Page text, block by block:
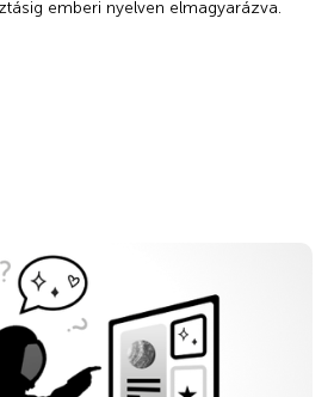
emberi nyelven elmagyarázva.